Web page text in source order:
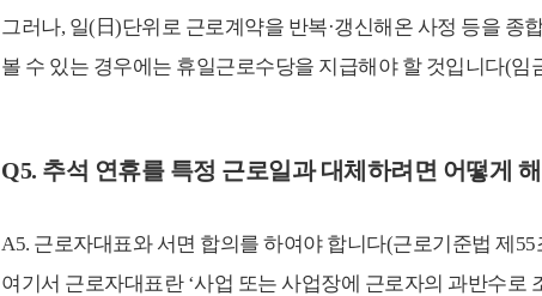
그러나, 일(日)단위로 근로계약을 반복·갱신해온 사정 등을
볼 수 있는 경우에는 휴일근로수당을 지급해야 할 것입니다(임
Q5. 추석 연휴를 특정 근로일과 대체하려면 어떻게
A5. 근로자대표와 서면 합의를 하여야 합니다(근로기준법 제55
여기서 근로자대표란 ‘사업 또는 사업장에 근로자의 과반수로